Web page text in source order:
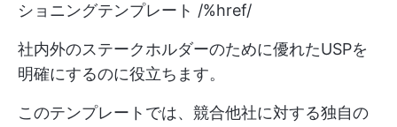
ショニングテンプレート /%href/
社内外のステークホルダーのために優れたUSPを
明確にするのに役立ちます。
このテンプレートでは、競合他社に対する独自の